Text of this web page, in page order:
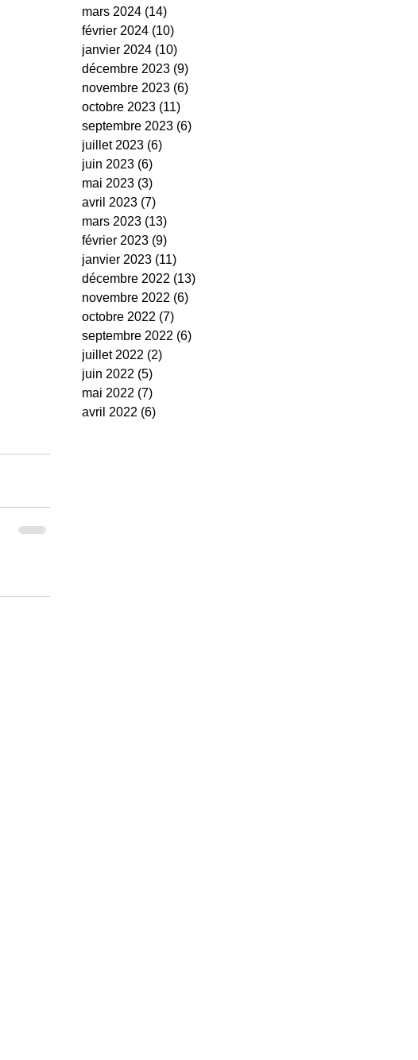
mars 2024 (14)
février 2024 (10)
janvier 2024 (10)
décembre 2023 (9)
novembre 2023 (6)
octobre 2023 (11)
septembre 2023 (6)
juillet 2023 (6)
juin 2023 (6)
mai 2023 (3)
avril 2023 (7)
mars 2023 (13)
février 2023 (9)
janvier 2023 (11)
décembre 2022 (13)
novembre 2022 (6)
octobre 2022 (7)
septembre 2022 (6)
juillet 2022 (2)
juin 2022 (5)
mai 2022 (7)
avril 2022 (6)